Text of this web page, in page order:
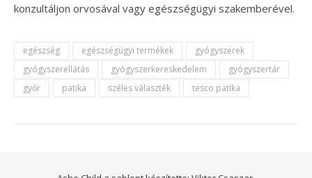
konzultáljon orvosával vagy egészségügyi szakemberével.
egészség egészségügyi termékek
gyógyszerek
gyógyszerellátás
gyógyszerkereskedelem
gyógyszertár
győr
patika széles választék tesco patika